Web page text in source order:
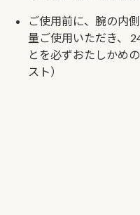
ご使用前に、腕の内
量ご使用いただき、
とを必ずおたしかめ
スト）